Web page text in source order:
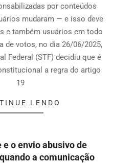
por conteúdos
mudaram — e isso deve
e também usuários em todo
de votos, no dia 26/06/2025,
Federal (STF) decidiu que é
a regra do artigo
19
LENDO
e o envio abusivo de
a comunicação